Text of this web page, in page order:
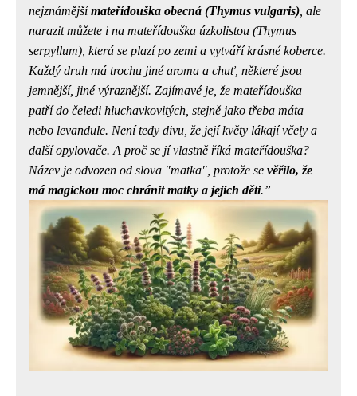
nejznámějšímateřídouška obecná (Thymus vulgaris) , ale
narazit můžete i na mateřídouška úzkolistou (Thymus
serpyllum) , která se plazí po zemi a vytváří krásné koberce.
Každý druh má trochu jiné aroma a chuť, některé jsou
jemnější, jiné výraznější. Zajímavé je, že mateřídouška
patří do čeledi hluchavkovitých, stejně jako třeba máta
nebo levandule. Není tedy divu, že její květy lákají včely a
další opylovače. A proč se jí vlastně říká mateřídouška?
Název je odvozen od slova "matka", protože se věřilo, že
má magickou moc chránit matky a jejich děti.